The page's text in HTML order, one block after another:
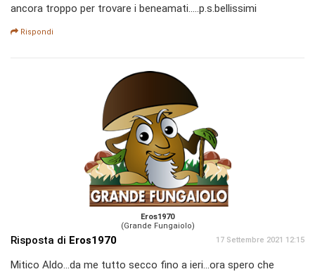
ancora troppo per trovare i beneamati.....p.s.bellissimi
Rispondi
Eros1970
(Grande Fungaiolo)
Risposta di Eros1970 17 Settembre 2021 12:15
Mitico Aldo...da me tutto secco fino a ieri...ora spero che